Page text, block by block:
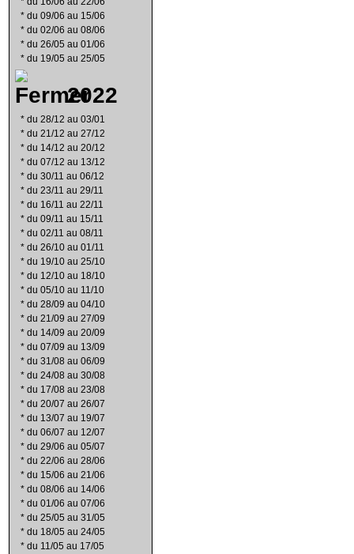
* du 09/06 au 15/06
* du 02/06 au 08/06
* du 26/05 au 01/06
* du 19/05 au 25/05
2022
* du 28/12 au 03/01
* du 21/12 au 27/12
* du 14/12 au 20/12
* du 07/12 au 13/12
* du 30/11 au 06/12
* du 23/11 au 29/11
* du 16/11 au 22/11
* du 09/11 au 15/11
* du 02/11 au 08/11
* du 26/10 au 01/11
* du 19/10 au 25/10
* du 12/10 au 18/10
* du 05/10 au 11/10
* du 28/09 au 04/10
* du 21/09 au 27/09
* du 14/09 au 20/09
* du 07/09 au 13/09
* du 31/08 au 06/09
* du 24/08 au 30/08
* du 17/08 au 23/08
* du 20/07 au 26/07
* du 13/07 au 19/07
* du 06/07 au 12/07
* du 29/06 au 05/07
* du 22/06 au 28/06
* du 15/06 au 21/06
* du 08/06 au 14/06
* du 01/06 au 07/06
* du 25/05 au 31/05
* du 18/05 au 24/05
* du 11/05 au 17/05